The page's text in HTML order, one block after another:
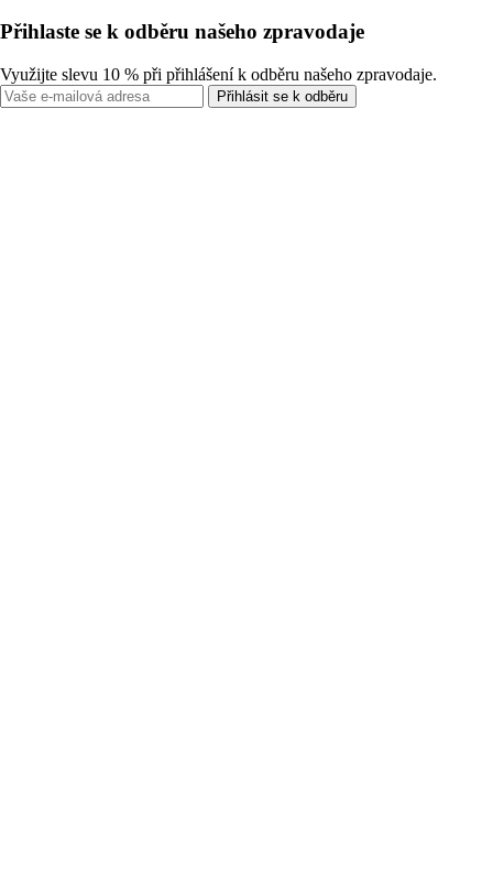
Přihlaste se k odběru našeho zpravodaje
Využijte slevu 10 % při přihlášení k odběru našeho zpravodaje.
Přihlásit se k odběru